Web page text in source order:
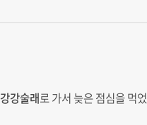
강강술래로 가서 늦은 점심을 먹었